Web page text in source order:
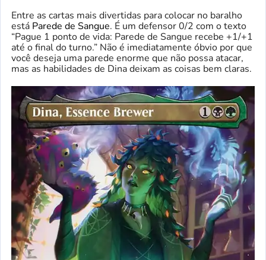
Entre as cartas mais divertidas para colocar no baralho
está Parede de Sangue. É um defensor 0/2 com o texto
“Pague 1 ponto de vida: Parede de Sangue recebe +1/+1
até o final do turno.” Não é imediatamente óbvio por que
você deseja uma parede enorme que não possa atacar,
mas as habilidades de Dina deixam as coisas bem claras.